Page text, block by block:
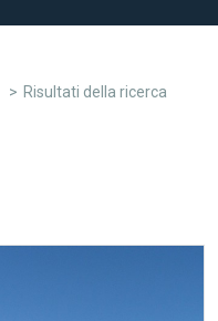
Risultati della ricerca